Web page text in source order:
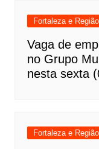
Fortaleza e
Vaga de
no Grupo
nesta sexta
Fortaleza e